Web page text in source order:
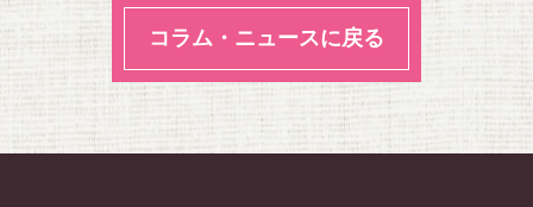
コラム・ニュースに戻る